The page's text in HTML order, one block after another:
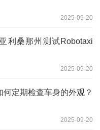
2025-09-20
利桑那州测试Robotaxi
2025-09-20
何定期检查车身的外观？
2025-09-20